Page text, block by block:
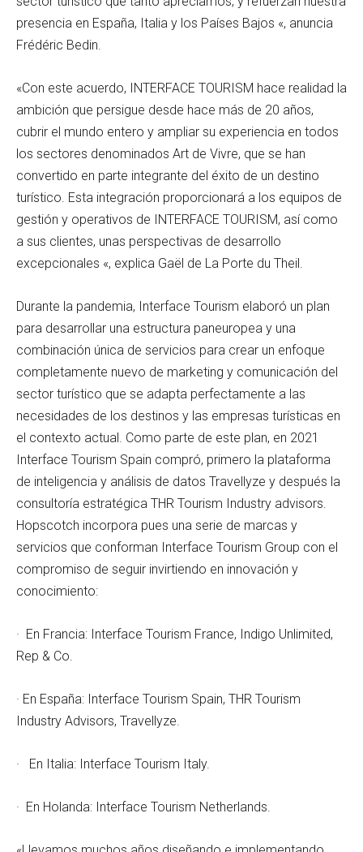
presencia en España, Italia y los Países Bajos «, anuncia
Frédéric Bedin.
«Con este acuerdo, INTERFACE TOURISM hace realidad la
ambición que persigue desde hace más de 20 años,
cubrir el mundo entero y ampliar su experiencia en todos
los sectores denominados Art de Vivre, que se han
convertido en parte integrante del éxito de un destino
turístico. Esta integración proporcionará a los equipos de
gestión y operativos de INTERFACE TOURISM, así como
a sus clientes, unas perspectivas de desarrollo
excepcionales «, explica Gaël de La Porte du Theil.
Durante la pandemia, Interface Tourism elaboró un plan
para desarrollar una estructura paneuropea y una
combinación única de servicios para crear un enfoque
completamente nuevo de marketing y comunicación del
sector turístico que se adapta perfectamente a las
necesidades de los destinos y las empresas turísticas en
el contexto actual. Como parte de este plan, en 2021
Interface Tourism Spain compró, primero la plataforma
de inteligencia y análisis de datos Travellyze y después la
consultoría estratégica THR Tourism Industry advisors.
Hopscotch incorpora pues una serie de marcas y
servicios que conforman Interface Tourism Group con el
compromiso de seguir invirtiendo en innovación y
conocimiento:
· En Francia: Interface Tourism France, Indigo Unlimited,
Rep & Co.
· En España: Interface Tourism Spain, THR Tourism
Industry Advisors, Travellyze.
· En Italia: Interface Tourism Italy.
· En Holanda: Interface Tourism Netherlands.